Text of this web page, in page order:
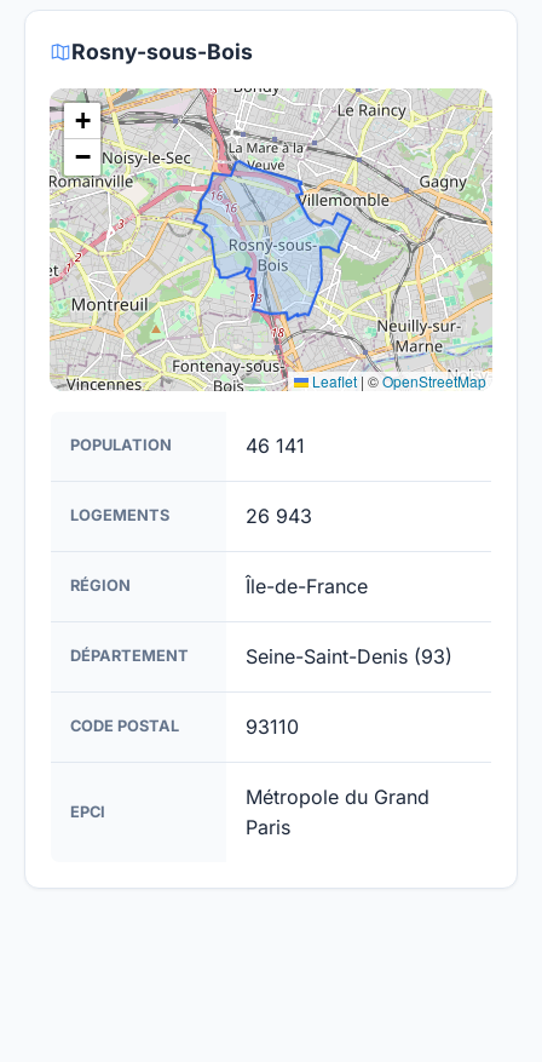
rendre la fibre optique accessible dans toute la
France. Bien que certaines zones rurales puissent
être plus difficiles à couvrir, l'objectif est de
fournir un accès à la fibre à la majorité des foyers
français d'ici 2030.
Rosny-sous-Bois
+
−
Leaflet | ©OpenStreetMap
POPULATION 46 141
LOGEMENTS 26 943
RÉGION Île-de-France
DÉPARTEMENT Seine-Saint-Denis (93)
CODE POSTAL 93110
EPCI
Métropole du Grand
Paris